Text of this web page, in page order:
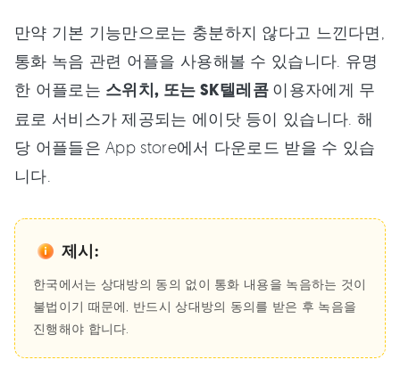
만약 기본 기능만으로는 충분하지 않다고 느낀다면,
통화 녹음 관련 어플을 사용해볼 수 있습니다. 유명
한 어플로는 스위치, 또는 SK텔레콤 이용자에게 무
료로 서비스가 제공되는 에이닷 등이 있습니다. 해
당 어플들은 App store에서 다운로드 받을 수 있습
니다.
제시:
한국에서는 상대방의 동의 없이 통화 내용을 녹음하는 것이
불법이기 때문에, 반드시 상대방의 동의를 받은 후 녹음을
진행해야 합니다.